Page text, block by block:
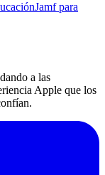
Jamf para
a las
Apple que los